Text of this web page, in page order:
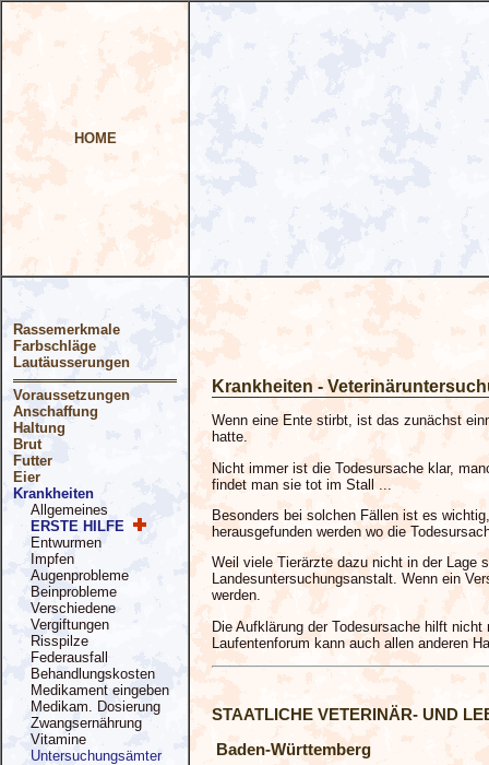
HOME
Rassemerkmale
Farbschläge
Lautäusserungen
Voraussetzungen
Anschaffung
Haltung
Brut
Futter
Eier
Krankheiten
Allgemeines
ERSTE HILFE
Entwurmen
Impfen
Augenprobleme
Beinprobleme
Verschiedene
Vergiftungen
Risspilze
Federausfall
Behandlungskosten
Medikament eingeben
Medikam. Dosierung
Zwangsernährung
Vitamine
Untersuchungsämter
Krankheiten -
Wenn eine Ente stirbt, ist das zunächst
hatte.
Nicht immer ist die Todesursache klar,
findet man sie tot im Stall ...
Besonders bei solchen Fällen ist es
herausgefunden werden wo die
Weil viele Tierärzte dazu nicht in der Lage
Landesuntersuchungsanstalt. Wenn ein
werden.
Die Aufklärung der Todesursache hilft
Laufentenforum kann auch allen anderen
STAATLICHE VETERINÄR- UND
Baden-Württemberg